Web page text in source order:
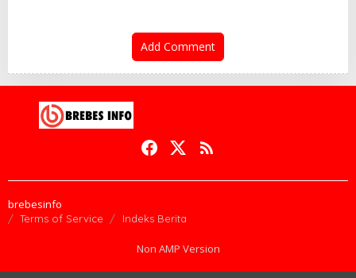
Add Comment
brebesinfo
Terms of Service Indeks Berita
Non AMP Version